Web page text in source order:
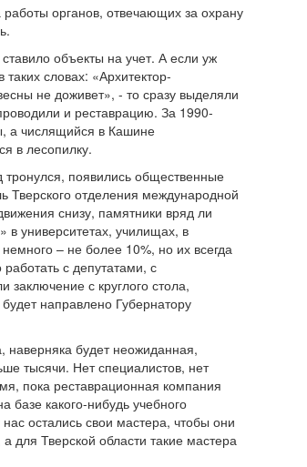
органов, отвечающих за охрану
объекты на учет. А если уж
словах: «Архитектор-
не доживет», - то сразу выделяли
и реставрацию. За 1990-
а числящийся в Кашине
в лесопилку.
появились общественные
Тверского отделения международной
снизу, памятники вряд ли
в университетах, училищах, в
– не более 10%, но их всегда
с депутатами, с
заключение с круглого стола,
направлено Губернатору
будет неожиданная,
тысячи. Нет специалистов, нет
пока реставрационная компания
базе какого-нибудь учебного
остались свои мастера, чтобы они
для Тверской области такие мастера